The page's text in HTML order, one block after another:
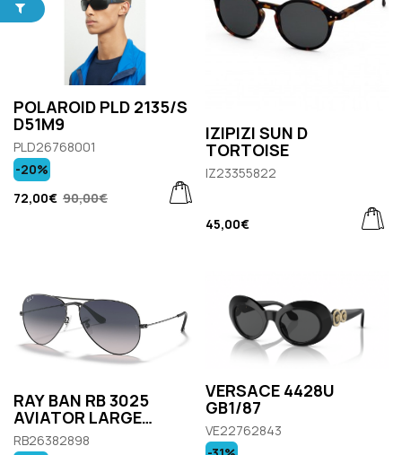
POLAROID PLD 2135/S
D51M9
PLD26768001
72,00€ 90,00€
-20%
IZIPIZI SUN D
TORTOISE
IZ23355822
45,00€
RAY BAN RB 3025
AVIATOR LARGE
METAL 004/78
RB26382898
VERSACE 4428U
GB1/87
VE22762843